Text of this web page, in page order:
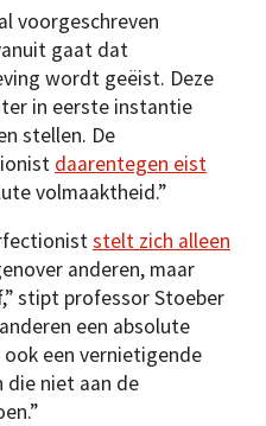
voorgeschreven
gaat dat
wordt geëist. Deze
in eerste instantie
stellen. De
daarentegen eist
volmaaktheid.”
stelt zich alleen
anderen, maar
stipt professor Stoeber
een absolute
een vernietigende
die niet aan de